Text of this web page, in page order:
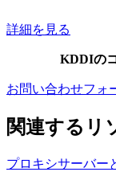
詳細を見る
KDDIの
お問い合わせフォ
関連するリ
プロキシサーバー